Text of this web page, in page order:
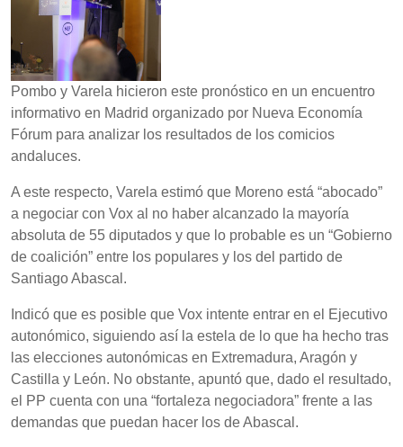
Pombo y Varela hicieron este pronóstico en un encuentro
informativo en Madrid organizado por Nueva Economía
Fórum para analizar los resultados de los comicios
andaluces.
A este respecto, Varela estimó que Moreno está “abocado”
a negociar con Vox al no haber alcanzado la mayoría
absoluta de 55 diputados y que lo probable es un “Gobierno
de coalición” entre los populares y los del partido de
Santiago Abascal.
Indicó que es posible que Vox intente entrar en el Ejecutivo
autonómico, siguiendo así la estela de lo que ha hecho tras
las elecciones autonómicas en Extremadura, Aragón y
Castilla y León. No obstante, apuntó que, dado el resultado,
el PP cuenta con una “fortaleza negociadora” frente a las
demandas que puedan hacer los de Abascal.